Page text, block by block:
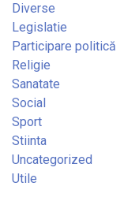
Diverse
Legislatie
Participare politică
Religie
Sanatate
Social
Sport
Stiinta
Uncategorized
Utile